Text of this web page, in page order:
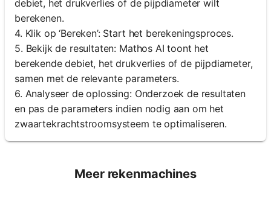
debiet, het drukverlies of de pijpdiameter wilt
berekenen.
4. Klik op ‘Bereken’: Start het berekeningsproces.
5. Bekijk de resultaten: Mathos AI toont het
berekende debiet, het drukverlies of de pijpdiameter,
samen met de relevante parameters.
6. Analyseer de oplossing: Onderzoek de resultaten
en pas de parameters indien nodig aan om het
zwaartekrachtstroomsysteem te optimaliseren.
Meer rekenmachines